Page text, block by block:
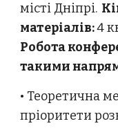
місті Дніпрі.
матеріалів:4
Робота
такими
• Теоретична
пріоритети